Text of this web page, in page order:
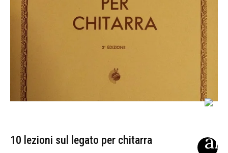
10 lezioni sul legato per chitarra